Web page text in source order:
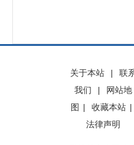
关于本站 |
联
我们
|
网站地
图 | 收藏本站 |
法律声明